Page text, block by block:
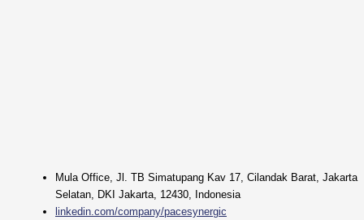
Mula Office, Jl. TB Simatupang Kav 17, Cilandak Barat, Jakarta
Selatan, DKI Jakarta, 12430, Indonesia
linkedin.com/company/pacesynergic